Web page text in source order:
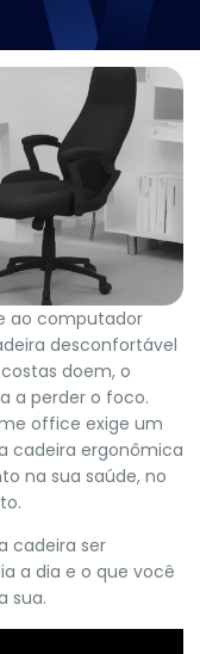
ao computador
desconfortável
doem, o
a perder o foco.
office exige um
cadeira ergonômica
na sua saúde, no
cadeira ser
a dia e o que você
sua.